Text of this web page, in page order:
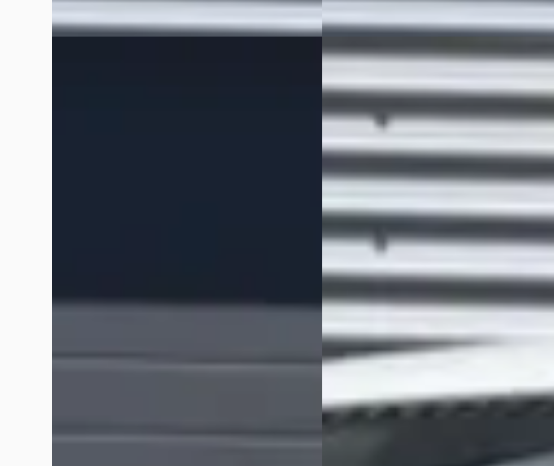
Volkswagen Transporter·2022
2.0 TDI L2H1 / APP CONNECT / SIDE
MAGAZIJN INRICHTING
v.a. € 401/mnd
Scherp geprijsd
2022 · 152.258 km · Diesel ·
Grouwstra Auto's
143 dagen geleden geplaatst
Bekijk aanbieding →
Vergelijk